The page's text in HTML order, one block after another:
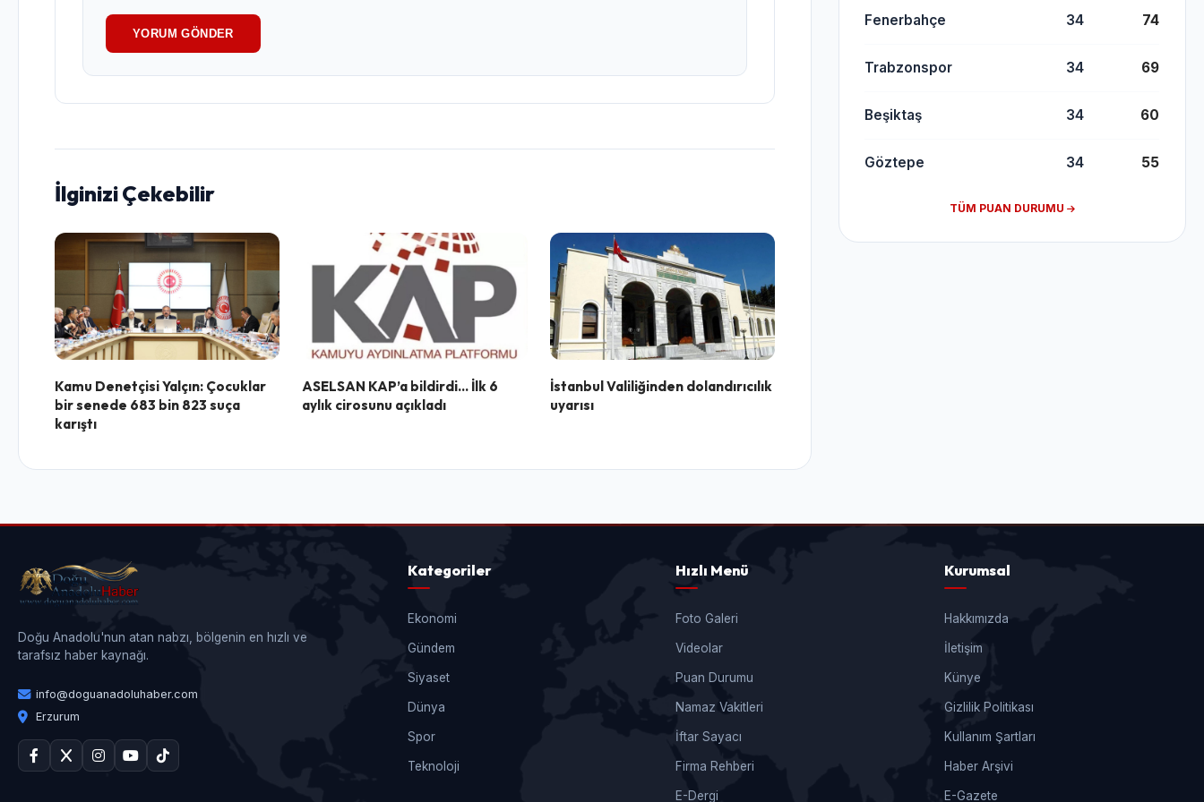
YORUM GÖNDER
İlginizi Çekebilir
Kamu Denetçisi Yalçın: Çocuklar
bir senede 683 bin 823 suça
karıştı
ASELSAN KAP’a bildirdi… İlk 6
aylık cirosunu açıkladı
İstanbul Valiliğinden dolandırıcılık
uyarısı
Fenerbahçe 34 74
Trabzonspor 34 69
Beşiktaş 34 60
Göztepe 34 55
TÜM PUAN DURUMU
Doğu Anadolu'nun atan nabzı, bölgenin en hızlı ve
tarafsız haber kaynağı.
info@doguanadoluhaber.com
Erzurum
Kategoriler
Ekonomi
Gündem
Siyaset
Dünya
Spor
Teknoloji
Hızlı Menü
Foto Galeri
Videolar
Puan Durumu
Namaz Vakitleri
İftar Sayacı
Firma Rehberi
E-Dergi
Kurumsal
Hakkımızda
İletişim
Künye
Gizlilik Politikası
Kullanım Şartları
Haber Arşivi
E-Gazete